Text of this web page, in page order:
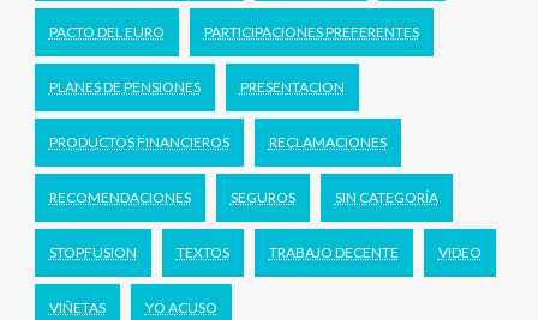
PACTO DEL EURO PARTICIPACIONES PREFERENTES
PLANES DE PENSIONES PRESENTACION
PRODUCTOS FINANCIEROS RECLAMACIONES
RECOMENDACIONES SEGUROS SIN CATEGORÍA
STOPFUSION TEXTOS TRABAJO DECENTE VIDEO
VIÑETAS YO ACUSO